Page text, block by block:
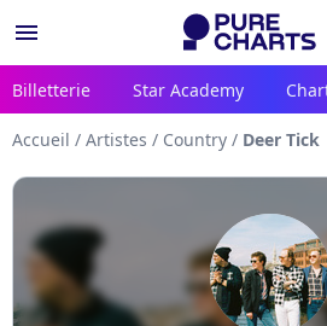
menu
Billetterie Star Academy
Accueil / Artistes / Country / Deer Tick